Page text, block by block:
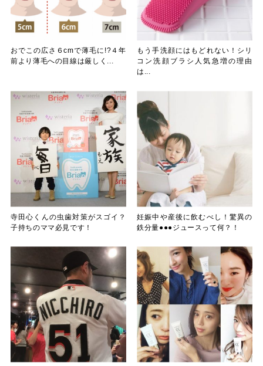
おでこの広さ６cmで薄毛に!?４年
前より薄毛への目線は厳しく...
もう手洗顔にはもどれない！シリ
コン洗顔ブラシ人気急増の理由
は...
寺田心くんの虫歯対策がスゴイ？
子持ちのママ必見です！
妊娠中や産後に飲むべし！驚異の
鉄分量●●●ジュースって何？！